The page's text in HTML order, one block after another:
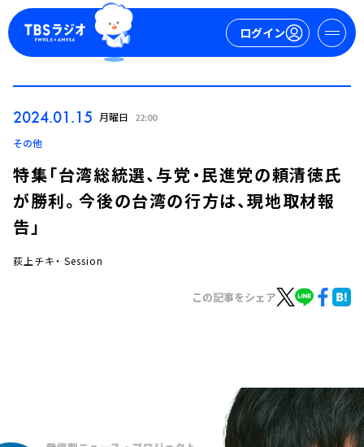
ログイン
2024.01.15 月曜日 22:00
その他
特集「台湾総統選、与党・民進党の頼清徳氏
が勝利。今後の台湾の行方は、現地取材報
告」
荻上チキ・ Session
この記事をシェア